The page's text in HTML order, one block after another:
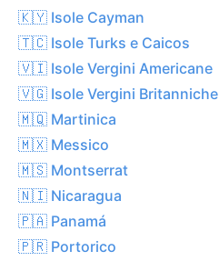
🇰🇾 Isole Cayman
🇹🇨 Isole Turks e Caicos
🇻🇮 Isole Vergini Americane
🇻🇬 Isole Vergini Britanniche
🇲🇶 Martinica
🇲🇽 Messico
🇲🇸 Montserrat
🇳🇮 Nicaragua
🇵🇦 Panamá
🇵🇷 Portorico